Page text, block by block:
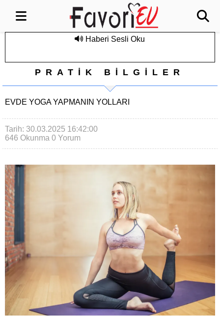
Haberi Sesli Oku
PRATİK BİLGİLER
EVDE YOGA YAPMANIN YOLLARI
Tarih: 30.03.2025 16:42:00
646 Okunma 0 Yorum